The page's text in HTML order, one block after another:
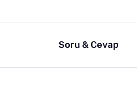
Soru & Cevap